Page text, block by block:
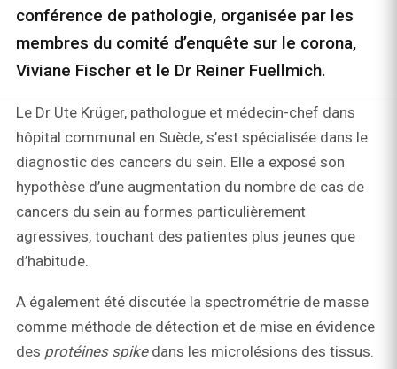
conférence de pathologie, organisée par les
membres du comité d’enquête sur le corona,
Viviane Fischer et le Dr Reiner Fuellmich.
Le Dr Ute Krüger, pathologue et médecin-chef dans
hôpital communal en Suède, s’est spécialisée dans le
diagnostic des cancers du sein. Elle a exposé son
hypothèse d’une augmentation du nombre de cas de
cancers du sein au formes particulièrement
agressives, touchant des patientes plus jeunes que
d’habitude.
A également été discutée la spectrométrie de masse
comme méthode de détection et de mise en évidence
des protéines spikedans les microlésions des tissus.